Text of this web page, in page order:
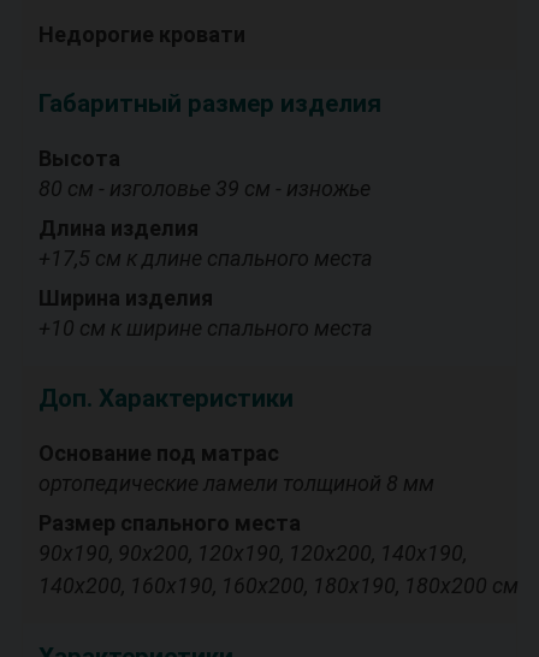
Недорогие кровати
Габаритный размер изделия
Высота
80 см - изголовье 39 см - изножье
Длина изделия
+17,5 см к длине спального места
Ширина изделия
+10 см к ширине спального места
Доп. Характеристики
Основание под матрас
ортопедические ламели толщиной 8 мм
Размер спального места
90х190, 90х200, 120х190, 120х200, 140х190,
140х200, 160х190, 160х200, 180х190, 180х200 см